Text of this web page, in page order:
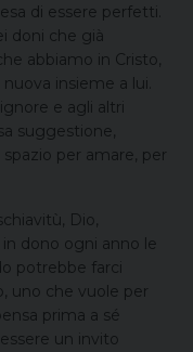
di essere perfetti.
doni che già
abbiamo in Cristo,
insieme a lui.
e agli altri
suggestione,
per amare, per
Dio,
dono ogni anno le
potrebbe farci
uno che vuole per
prima a sé
un invito